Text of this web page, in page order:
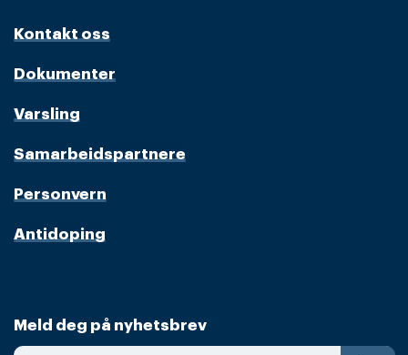
Kontakt oss
Dokumenter
Varsling
Samarbeidspartnere
Personvern
Antidoping
Meld deg på nyhetsbrev